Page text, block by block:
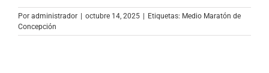
Por administrador | octubre 14, 2025 | Etiquetas: Medio Maratón de
Concepción